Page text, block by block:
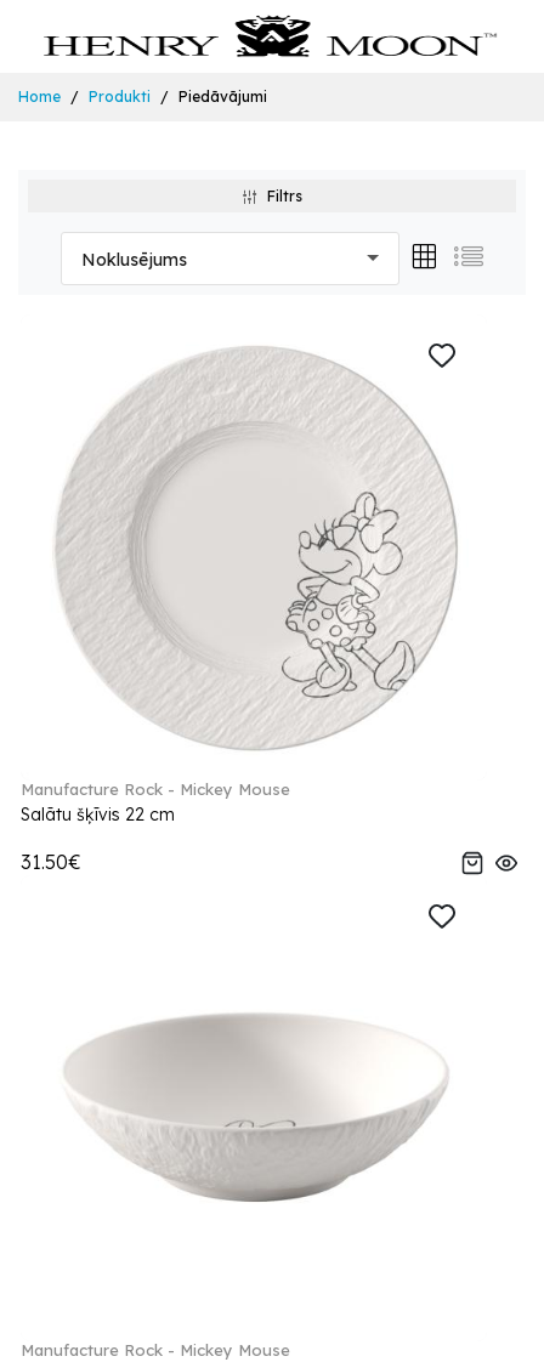
Home Produkti Piedāvājumi
Filtrs
Manufacture Rock - Mickey Mouse
Salātu šķīvis 22 cm
31.50€
Manufacture Rock - Mickey Mouse